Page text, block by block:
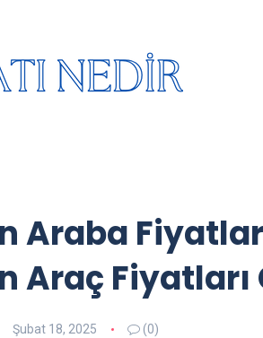
Araba
Araç Fiyatları
Şubat 18, 2025 (0)